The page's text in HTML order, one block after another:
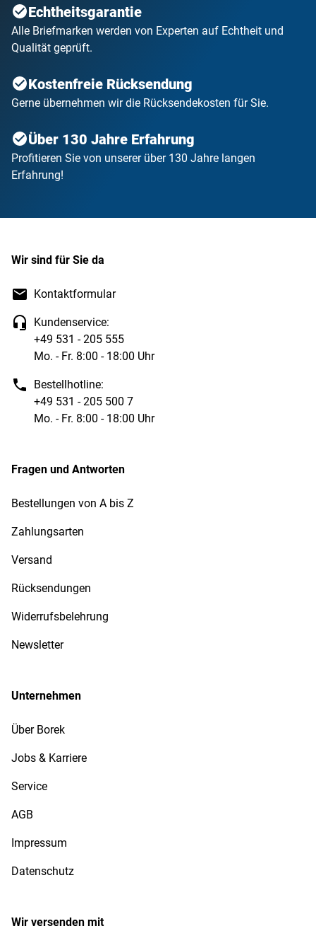
Echtheitsgarantie
Alle Briefmarken werden von Experten auf Echtheit und
Qualität geprüft.
Kostenfreie Rücksendung
Gerne übernehmen wir die Rücksendekosten für Sie.
Über 130 Jahre Erfahrung
Profitieren Sie von unserer über 130 Jahre langen
Erfahrung!
Wir sind für Sie da
Kontaktformular
Kundenservice:
+49 531 - 205 555
Mo. - Fr. 8:00 - 18:00 Uhr
Bestellhotline:
+49 531 - 205 500 7
Mo. - Fr. 8:00 - 18:00 Uhr
Fragen und Antworten
Bestellungen von A bis Z
Zahlungsarten
Versand
Rücksendungen
Widerrufsbelehrung
Newsletter
Unternehmen
Über Borek
Jobs & Karriere
Service
AGB
Impressum
Datenschutz
Wir versenden mit